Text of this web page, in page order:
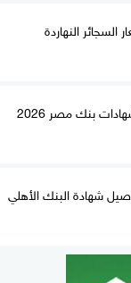
النهاردة
احسب أرباحك.. تفاصيل شهادات بنك مصر 2026
تفاصيل شهادة البنك الأهلي